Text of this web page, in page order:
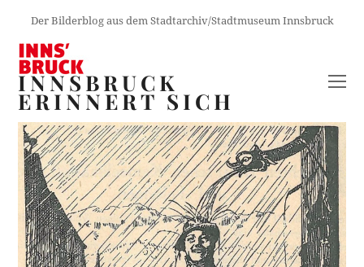
Der Bilderblog aus dem Stadtarchiv/Stadtmuseum Innsbruck
INNSBRUCK
ERINNERT SICH